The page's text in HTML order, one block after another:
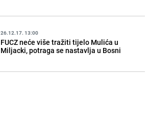
26.12.17. 13:00
FUCZ neće više tražiti tijelo Mulića u
Miljacki, potraga se nastavlja u Bosni